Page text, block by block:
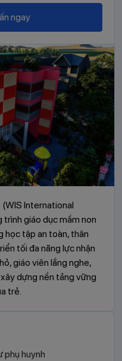
ngay
International
giáo dục mầm non
học tập an toàn, thân
tối đa năng lực nhận
giáo viên lắng nghe,
dựng nền tảng vững
trẻ.
phụ huynh